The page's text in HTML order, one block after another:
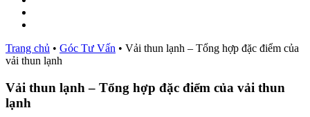
Trang chủ • Góc Tư Vấn • Vải thun lạnh – Tổng hợp đặc điểm của
vải thun lạnh
Vải thun lạnh – Tổng hợp đặc điểm của vải thun
lạnh